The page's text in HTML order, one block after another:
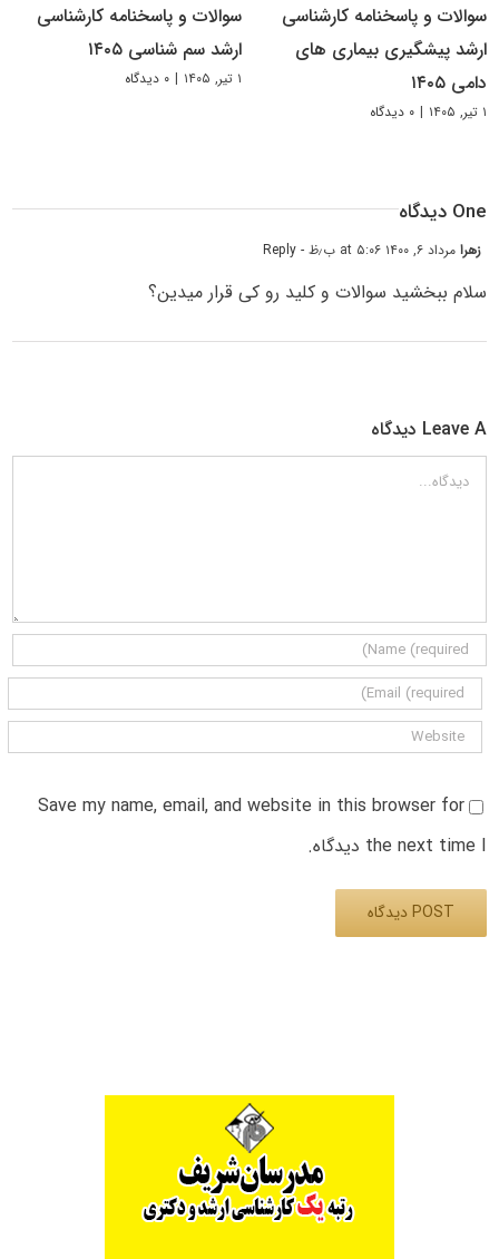
سوالات و پاسخنامه کارشناسی
ارشد پیشگیری بیماری های
دامی ۱۴۰۵
۱ تیر, ۱۴۰۵ | ۰ دیدگاه
سوالات و پاسخنامه کارشناسی
ارشد سم شناسی ۱۴۰۵
۱ تیر, ۱۴۰۵ | ۰ دیدگاه
One دیدگاه
زهرامرداد ۶, ۱۴۰۰ at ۵:۰۶ ب٫ظ - Reply
سلام ببخشید سوالات و کلید رو کی قرار میدین؟
Leave A دیدگاه
دیدگاه
Save my name, email, and website in this browser for
the next time I دیدگاه.